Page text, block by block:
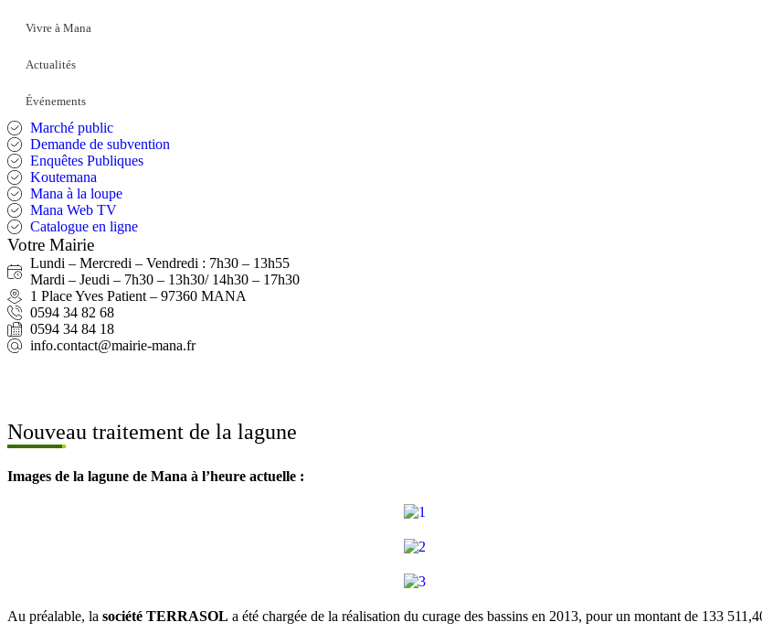
Vivre à Mana
Actualités
Événements
Marché public
Demande de subvention
Enquêtes Publiques
Koutemana
Mana à la loupe
Mana Web TV
Catalogue en ligne
Votre Mairie
Lundi – Mercredi – Vendredi : 7h30 – 13h55
Mardi – Jeudi – 7h30 – 13h30/ 14h30 – 17h30
1 Place Yves Patient – 97360 MANA
0594 34 82 68
0594 34 84 18
info.contact@mairie-mana.fr
Nouveau traitement de la lagune
Images de la lagune de Mana à l’heure actuelle :
Au préalable, la société TERRASOL a été chargée de la réalisation du curage des bassins en 2013, pour un montant de 133